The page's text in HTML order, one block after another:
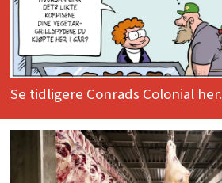
Se tidligere Conrads Colonial her.